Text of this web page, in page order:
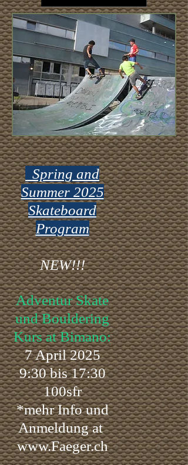
Spring and
Summer 2025
Skateboard
Program
NEW!!!
Adventur Skate
und Bouldering
Kurs at Bimano:
7 April 2025
9:30 bis 17:30
100sfr
*mehr Info und
Anmeldung at
www.Faeger.ch